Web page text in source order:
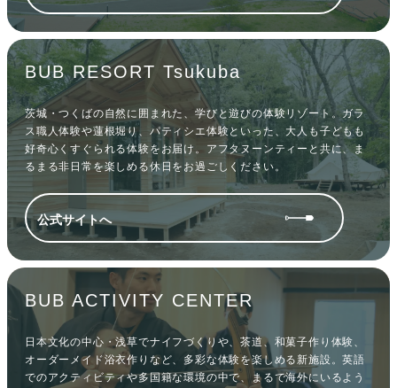
BUB RESORT Tsukuba
茨城・つくばの自然に囲まれた、学びと遊びの体験リゾート。ガラ
ス職人体験や蓮根堀り、パティシエ体験といった、大人も子どもも
好奇心くすぐられる体験をお届け。アフタヌーンティーと共に、ま
るまる非日常を楽しめる休日をお過ごしください。
公式サイトへ
BUB ACTIVITY CENTER
日本文化の中心・浅草でナイフづくりや、茶道、和菓子作り体験、
オーダーメイド浴衣作りなど、多彩な体験を楽しめる新施設。英語
でのアクティビティや多国籍な環境の中で、まるで海外にいるよう